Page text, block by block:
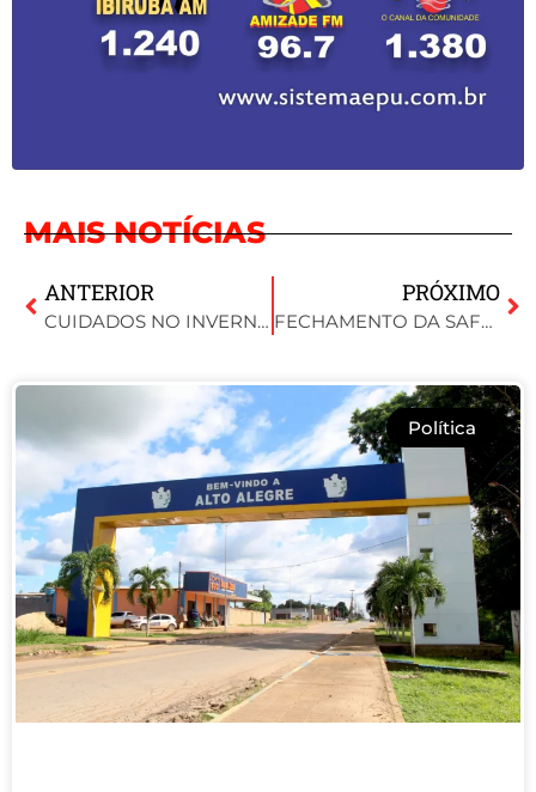
MAIS NOTÍCIAS
ANTERIOR
CUIDADOS NO INVERNO PREVENÇÃO É FUNDAMENTAL
PRÓXIMO
FECHAMENTO DA SAFRA DE VERÃO: COTRISOJA ATUALIZA CENÁRIO E PROJEÇÕES PARA O AGRO
Política